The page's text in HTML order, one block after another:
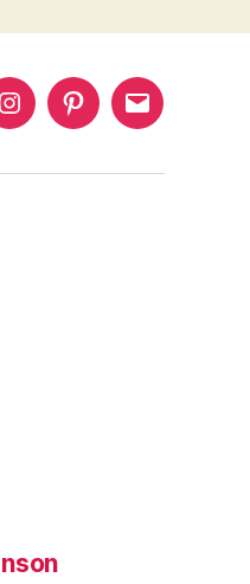
Murat
Instagram
PinterestMurat
Mail